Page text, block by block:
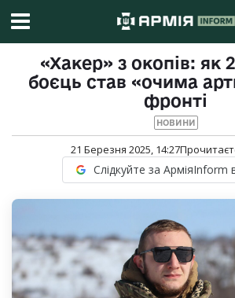
«Хакер» з окопів: як
боєць став «очима
фронті
НОВИНИ
21 Березня 2025, 14:27
Слідкуйте за АрміяInform